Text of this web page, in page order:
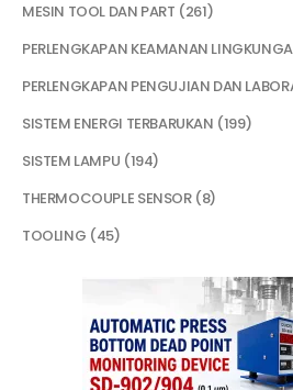
MESIN TOOL DAN PART 261
PERLENGKAPAN KEAMANAN
PERLENGKAPAN PENGUJIAN DAN
SISTEM ENERGI TERBARUKAN 199
SISTEM LAMPU 194
THERMOCOUPLE SENSOR 8
TOOLING 45